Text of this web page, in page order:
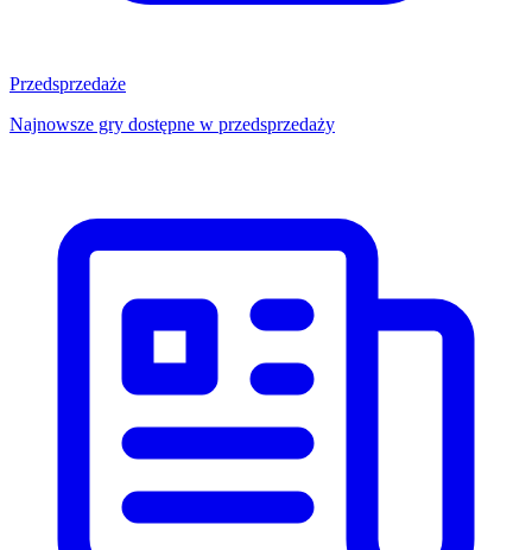
Przedsprzedaże
Najnowsze gry dostępne w przedsprzedaży